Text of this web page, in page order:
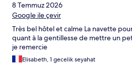
8 Temmuz 2026
Google ile çevir
Très bel hôtel et calme La navette
quant à la gentillesse de mettre un
je remercie
Elisabeth, 1 gecelik seyahat